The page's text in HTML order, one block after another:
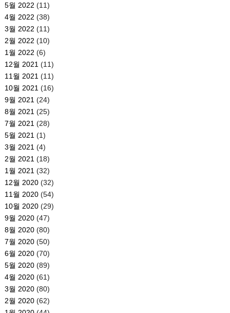
5월 2022 (11)
4월 2022 (38)
3월 2022 (11)
2월 2022 (10)
1월 2022 (6)
12월 2021 (11)
11월 2021 (11)
10월 2021 (16)
9월 2021 (24)
8월 2021 (25)
7월 2021 (28)
5월 2021 (1)
3월 2021 (4)
2월 2021 (18)
1월 2021 (32)
12월 2020(32)
11월 2020(54)
10월 2020(29)
9월 2020(47)
8월 2020(80)
7월 2020(50)
6월 2020(70)
5월 2020(89)
4월 2020(61)
3월 2020(80)
2월 2020(62)